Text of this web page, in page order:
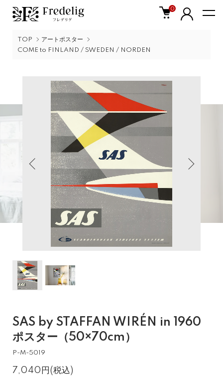
0
TOP
アートポスター
COME to FINLAND / SWEDEN / NORDEN
SAS by STAFFAN WIRÉN in 1960
ポスター（50×70cm）
P-M-5019
7,040円(税込)